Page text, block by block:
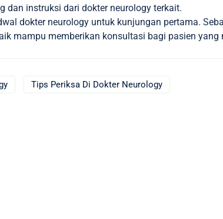
dan instruksi dari dokter neurology terkait.
dokter neurology untuk kunjungan pertama.
mampu memberikan konsultasi bagi pasien
Tips Periksa Di Dokter Neurology